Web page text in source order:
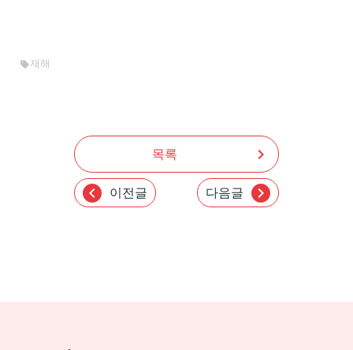
sell재해
chevron_left 이전글
목록 chevron_right
다음글 chevron_right